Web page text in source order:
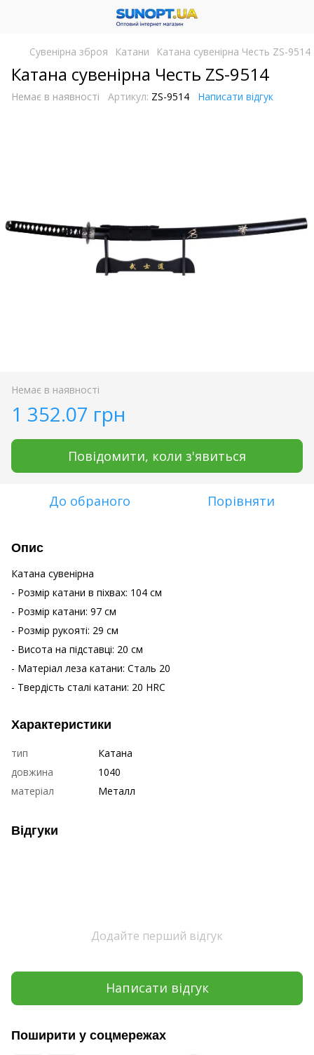
Сувенірна зброя Катани Катана сувенірна Честь ZS-9514
Катана сувенірна Честь ZS-9514
Немає в наявності Артикул: ZS-9514 Написати відгук
Немає в наявності
1 352.07 грн
Повідомити, коли з'явиться
До обраного Порівняти
Опис
Катана сувенірна
- Розмір катани в піхвах: 104 см
- Розмір катани: 97 см
- Розмір рукояті: 29 см
- Висота на підставці: 20 см
- Матеріал леза катани: Сталь 20
- Твердість сталі катани: 20 HRC
Характеристики
тип
Катана
довжина
1040
матеріал
Металл
Відгуки
Додайте перший відгук
Написати відгук
Поширити у соцмережах